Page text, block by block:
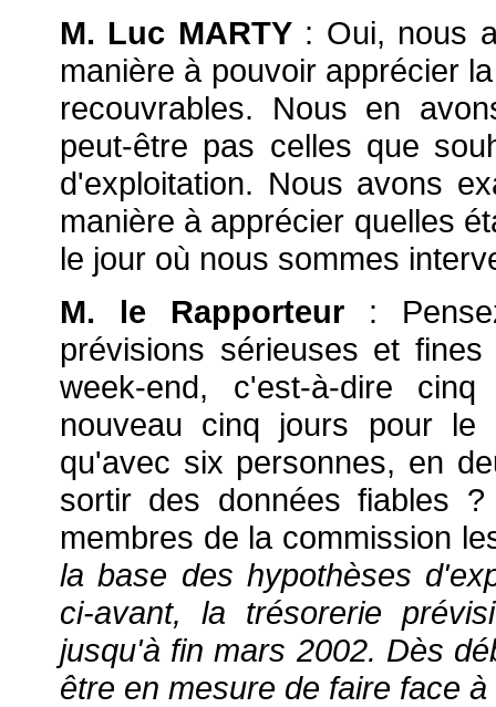
M. Luc MARTY: Oui, nous
manière à pouvoir apprécier
recouvrables. Nous en
peut-être pas celles que
d'exploitation. Nous avons
manière à apprécier quelles
le jour où nous sommes
M. le Rapporteur :
prévisions sérieuses et
week-end, c'est-à-dire
nouveau cinq jours pour le
qu'avec six personnes, en
sortir des données fiables
membres de la commission
la base des hypothèses
ci-avant, la trésorerie
jusqu'à fin mars 2002. Dès
être en mesure de faire face